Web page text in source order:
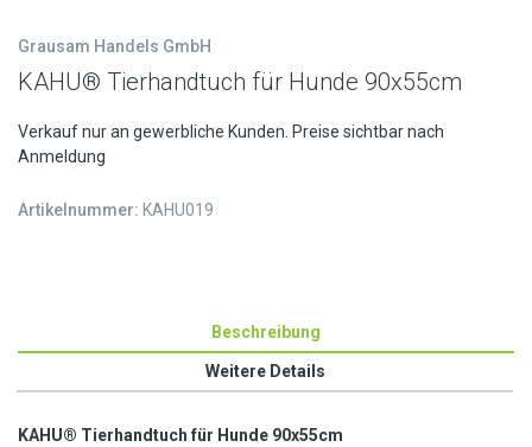
Grausam Handels GmbH
KAHU® Tierhandtuch für Hunde 90x55cm
Verkauf nur an gewerbliche Kunden. Preise sichtbar nach
Anmeldung
Artikelnummer: KAHU019
Beschreibung
Weitere Details
KAHU® Tierhandtuch für Hunde 90x55cm